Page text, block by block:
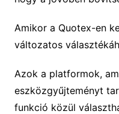
Amikor a Quotex-en
változatos
Azok a platformok,
eszközgyűjteményt
funkció közül